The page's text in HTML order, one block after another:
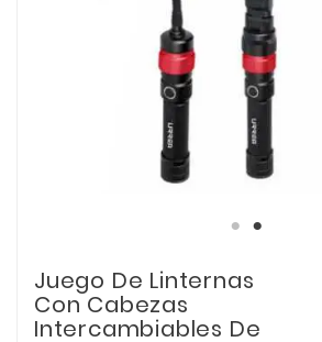
Juego De Linternas
Con Cabezas
Intercambiables De